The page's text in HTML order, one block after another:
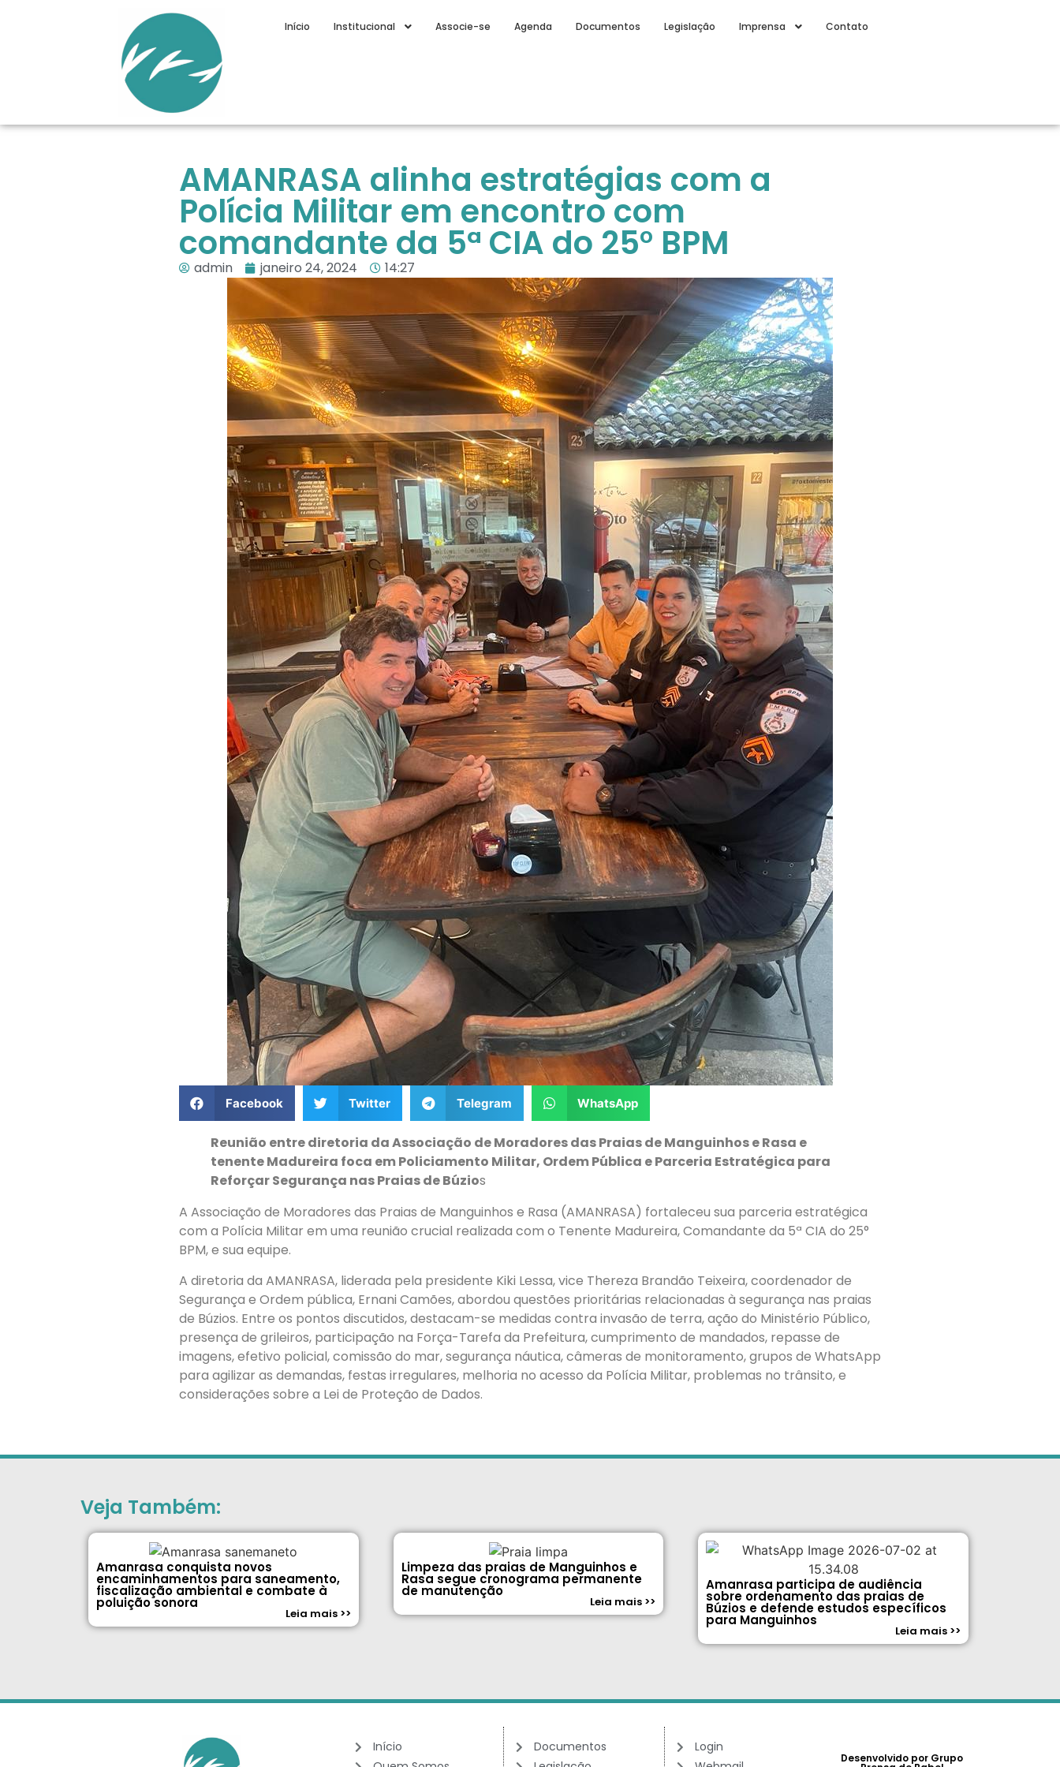
Início Institucional Associe-se Agenda Documentos Legislação Imprensa Contato
AMANRASA alinha estratégias com a
Polícia Militar em encontro com
comandante da 5ª CIA do 25° BPM
admin janeiro 24, 2024 14:27
Facebook Twitter Telegram WhatsApp
Reunião entre diretoria da Associação de Moradores das Praias de Manguinhos e Rasa e
tenente Madureira foca em Policiamento Militar, Ordem Pública e Parceria Estratégica para
Reforçar Segurança nas Praias de Búzios
A Associação de Moradores das Praias de Manguinhos e Rasa (AMANRASA) fortaleceu sua parceria estratégica
com a Polícia Militar em uma reunião crucial realizada com o Tenente Madureira, Comandante da 5ª CIA do 25°
BPM, e sua equipe.
A diretoria da AMANRASA, liderada pela presidente Kiki Lessa, vice Thereza Brandão Teixeira, coordenador de
Segurança e Ordem pública, Ernani Camões, abordou questões prioritárias relacionadas à segurança nas praias
de Búzios. Entre os pontos discutidos, destacam-se medidas contra invasão de terra, ação do Ministério Público,
presença de grileiros, participação na Força-Tarefa da Prefeitura, cumprimento de mandados, repasse de
imagens, efetivo policial, comissão do mar, segurança náutica, câmeras de monitoramento, grupos de WhatsApp
para agilizar as demandas, festas irregulares, melhoria no acesso da Polícia Militar, problemas no trânsito, e
considerações sobre a Lei de Proteção de Dados.
Veja Também:
Amanrasa conquista novos
encaminhamentos para saneamento,
fiscalização ambiental e combate à
poluição sonora
Leia mais >>
Limpeza das praias de Manguinhos e
Rasa segue cronograma permanente
de manutenção
Leia mais >>
Amanrasa participa de audiência
sobre ordenamento das praias de
Búzios e defende estudos específicos
para Manguinhos
Leia mais >>
Início
Documentos
Login
Desenvolvido por Grupo